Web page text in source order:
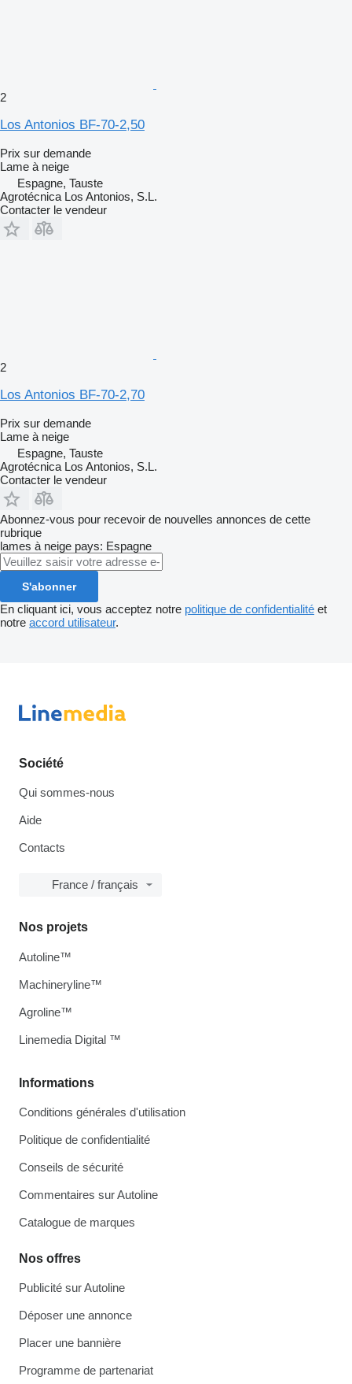
2
Los Antonios BF-70-2,50
Prix sur demande
Lame à neige
Espagne, Tauste
Agrotécnica Los Antonios, S.L.
Contacter le vendeur
2
Los Antonios BF-70-2,70
Prix sur demande
Lame à neige
Espagne, Tauste
Agrotécnica Los Antonios, S.L.
Contacter le vendeur
Abonnez-vous pour recevoir de nouvelles annonces de cette
rubrique
lames à neige pays: Espagne
S'abonner
En cliquant ici, vous acceptez notre politique de confidentialité et
notre accord utilisateur.
Société
Qui sommes-nous
Aide
Contacts
France / français
Informations
Conditions générales d'utilisation
Politique de confidentialité
Conseils de sécurité
Commentaires sur Autoline
Catalogue de marques
Nos offres
Publicité sur Autoline
Déposer une annonce
Placer une bannière
Programme de partenariat
Nos projets
Autoline™
Machineryline™
Agroline™
Linemedia Digital ™